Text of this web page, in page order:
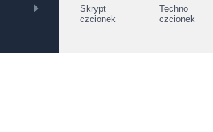
Skrypt
czcionek
Techno
czcionek